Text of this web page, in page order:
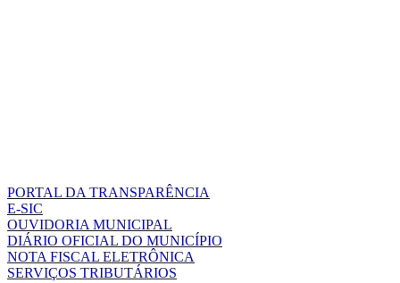
PORTAL DA TRANSPARÊNCIA
E-SIC
OUVIDORIA MUNICIPAL
DIÁRIO OFICIAL DO MUNICÍPIO
NOTA FISCAL ELETRÔNICA
SERVIÇOS TRIBUTÁRIOS